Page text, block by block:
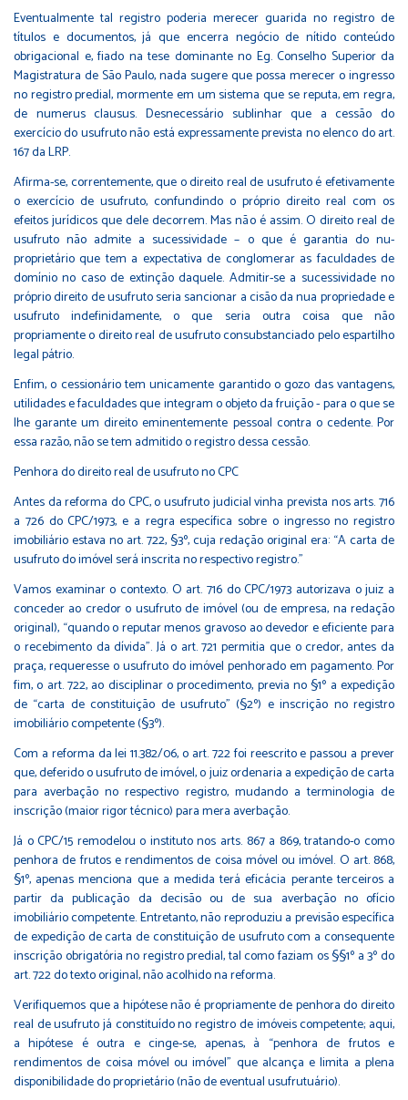
Eventualmente tal registro poderia merecer guarida no registro de
títulos e documentos, já que encerra negócio de nítido conteúdo
obrigacional e, fiado na tese dominante no Eg. Conselho Superior da
Magistratura de São Paulo, nada sugere que possa merecer o ingresso
no registro predial, mormente em um sistema que se reputa, em regra,
de numerus clausus. Desnecessário sublinhar que a cessão do
exercício do usufruto não está expressamente prevista no elenco do art.
167 da LRP.
Afirma-se, correntemente, que o direito real de usufruto é efetivamente
o exercício de usufruto, confundindo o próprio direito real com os
efeitos jurídicos que dele decorrem. Mas não é assim. O direito real de
usufruto não admite a sucessividade – o que é garantia do nu-
proprietário que tem a expectativa de conglomerar as faculdades de
domínio no caso de extinção daquele. Admitir-se a sucessividade no
próprio direito de usufruto seria sancionar a cisão da nua propriedade e
usufruto indefinidamente, o que seria outra coisa que não
propriamente o direito real de usufruto consubstanciado pelo espartilho
legal pátrio.
Enfim, o cessionário tem unicamente garantido o gozo das vantagens,
utilidades e faculdades que integram o objeto da fruição - para o que se
lhe garante um direito eminentemente pessoal contra o cedente. Por
essa razão, não se tem admitido o registro dessa cessão.
Penhora do direito real de usufruto no CPC
Antes da reforma do CPC, o usufruto judicial vinha prevista nos arts. 716
a 726 do CPC/1973, e a regra específica sobre o ingresso no registro
imobiliário estava no art. 722, §3º, cuja redação original era: “A carta de
usufruto do imóvel será inscrita no respectivo registro.”
Vamos examinar o contexto. O art. 716 do CPC/1973 autorizava o juiz a
conceder ao credor o usufruto de imóvel (ou de empresa, na redação
original), “quando o reputar menos gravoso ao devedor e eficiente para
o recebimento da dívida”. Já o art. 721 permitia que o credor, antes da
praça, requeresse o usufruto do imóvel penhorado em pagamento. Por
fim, o art. 722, ao disciplinar o procedimento, previa no §1º a expedição
de “carta de constituição de usufruto” (§2º) e inscrição no registro
imobiliário competente (§3º).
Com a reforma da lei 11.382/06, o art. 722 foi reescrito e passou a prever
que, deferido o usufruto de imóvel, o juiz ordenaria a expedição de carta
para averbação no respectivo registro, mudando a terminologia de
inscrição (maior rigor técnico) para mera averbação.
Já o CPC/15 remodelou o instituto nos arts. 867 a 869, tratando-o como
penhora de frutos e rendimentos de coisa móvel ou imóvel. O art. 868,
§1º, apenas menciona que a medida terá eficácia perante terceiros a
partir da publicação da decisão ou de sua averbação no ofício
imobiliário competente. Entretanto, não reproduziu a previsão específica
de expedição de carta de constituição de usufruto com a consequente
inscrição obrigatória no registro predial, tal como faziam os §§1º a 3º do
art. 722 do texto original, não acolhido na reforma.
Verifiquemos que a hipótese não é propriamente de penhora do direito
real de usufruto já constituído no registro de imóveis competente; aqui,
a hipótese é outra e cinge-se, apenas, à “penhora de frutos e
rendimentos de coisa móvel ou imóvel” que alcança e limita a plena
disponibilidade do proprietário (não de eventual usufrutuário).